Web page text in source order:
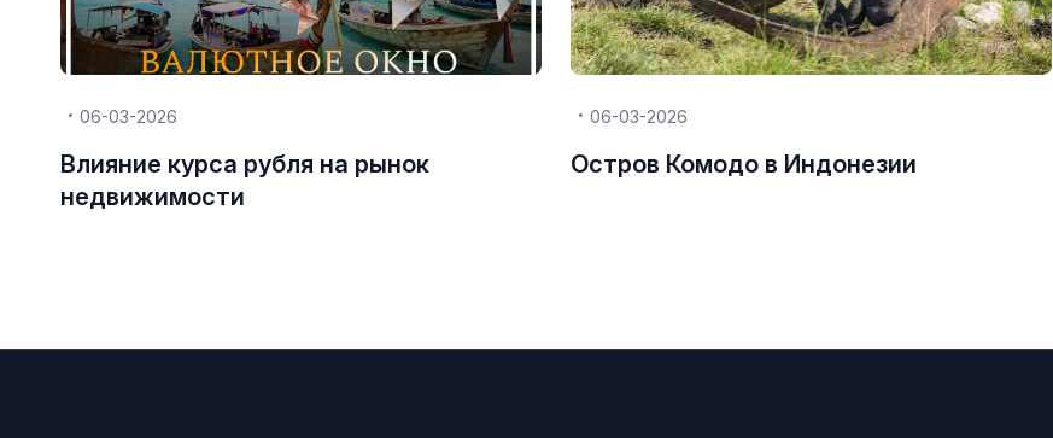
06-03-2026
Влияние курса рубля на рынок
недвижимости
06-03-2026
Остров Комодо в Индонезии